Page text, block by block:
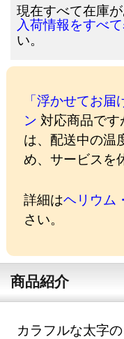
現在すべて在庫が
入荷情報をすべ
い。
「浮かせてお
ン 対応商品で
は、配送中の温
め、サービスを
詳細はヘリウム
さい。
商品紹介
カラフルな太字